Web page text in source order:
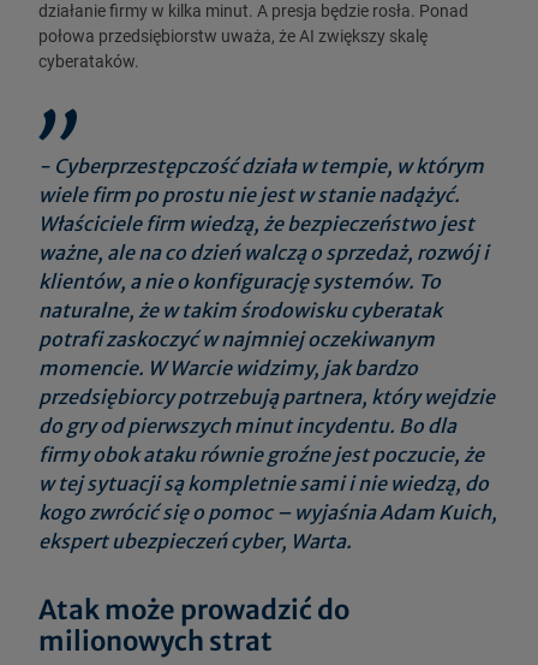
działanie firmy w kilka minut. A presja będzie rosła. Ponad
połowa przedsiębiorstw uważa, że AI zwiększy skalę
cyberataków.
- Cyberprzestępczość działa w tempie, w którym
wiele firm po prostu nie jest w stanie nadążyć.
Właściciele firm wiedzą, że bezpieczeństwo jest
ważne, ale na co dzień walczą o sprzedaż, rozwój i
klientów, a nie o konfigurację systemów. To
naturalne, że w takim środowisku cyberatak
potrafi zaskoczyć w najmniej oczekiwanym
momencie. W Warcie widzimy, jak bardzo
przedsiębiorcy potrzebują partnera, który wejdzie
do gry od pierwszych minut incydentu. Bo dla
firmy obok ataku równie groźne jest poczucie, że
w tej sytuacji są kompletnie sami i nie wiedzą, do
kogo zwrócić się o pomoc– wyjaśnia Adam Kuich,
ekspert ubezpieczeń cyber, Warta.
Atak może prowadzić do
milionowych strat